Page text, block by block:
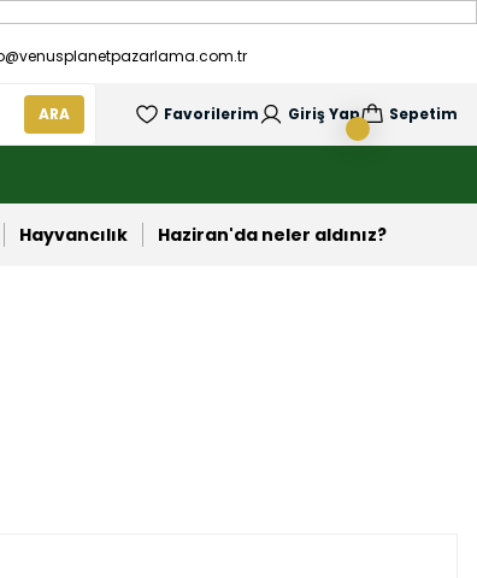
ARA Favorilerim Giriş Yap Sepetim
Hayvancılık Haziran'da neler aldınız?